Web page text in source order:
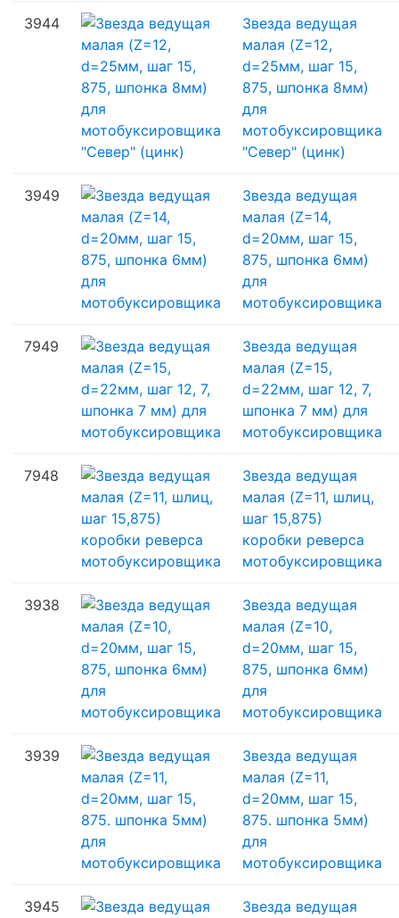
3944
Звезда ведущая
малая (Z=12,
d=25мм, шаг 15,
875, шпонка 8мм)
для
мотобуксировщика
"Север" (цинк)
3949
Звезда ведущая
малая (Z=14,
d=20мм, шаг 15,
875, шпонка 6мм)
для
мотобуксировщика
7949
Звезда ведущая
малая (Z=15,
d=22мм, шаг 12, 7,
шпонка 7 мм) для
мотобуксировщика
7948
Звезда ведущая
малая (Z=11, шлиц,
шаг 15,875)
коробки реверса
мотобуксировщика
3938
Звезда ведущая
малая (Z=10,
d=20мм, шаг 15,
875, шпонка 6мм)
для
мотобуксировщика
3939
Звезда ведущая
малая (Z=11,
d=20мм, шаг 15,
875. шпонка 5мм)
для
мотобуксировщика
3945
Звезда ведущая